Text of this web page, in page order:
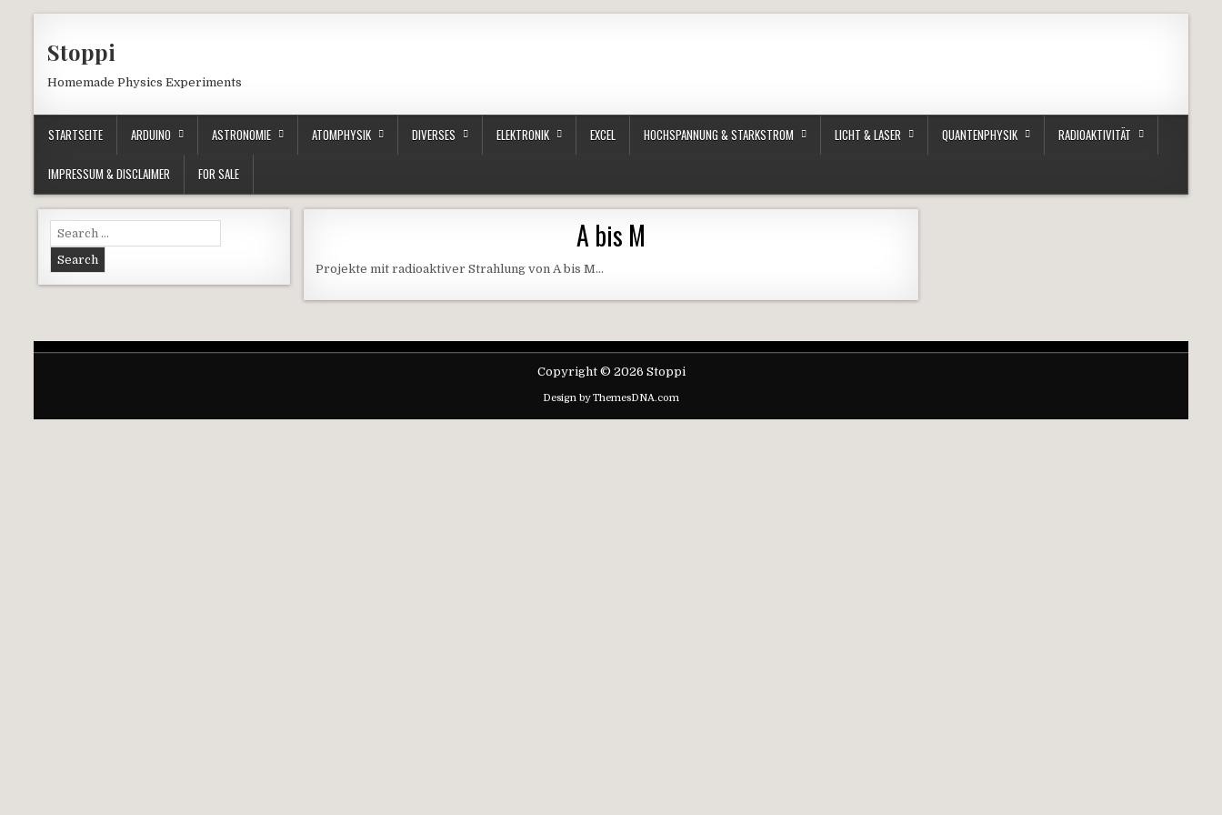
Stoppi
Homemade Physics Experiments
STARTSEITE ARDUINO ASTRONOMIE ATOMPHYSIK DIVERSES ELEKTRONIK EXCEL HOCHSPANNUNG & STARKSTROM LICHT & LASER QUANTENPHYSIK RADIOAKTIVITÄT
IMPRESSUM & DISCLAIMER FOR SALE
A bis M
Projekte mit radioaktiver Strahlung von A bis M…
Search for:
Copyright © 2026 Stoppi
Design by ThemesDNA.com